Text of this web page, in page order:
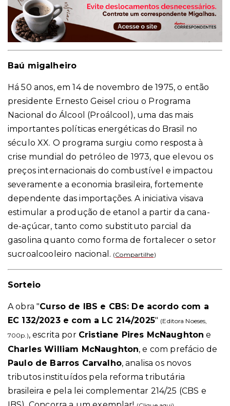
Baú migalheiro
Há 50 anos, em 14 de novembro de 1975, o então
presidente Ernesto Geisel criou o Programa
Nacional do Álcool (Proálcool), uma das mais
importantes políticas energéticas do Brasil no
século XX. O programa surgiu como resposta à
crise mundial do petróleo de 1973, que elevou os
preços internacionais do combustível e impactou
severamente a economia brasileira, fortemente
dependente das importações. A iniciativa visava
estimular a produção de etanol a partir da cana-
de-açúcar, tanto como substituto parcial da
gasolina quanto como forma de fortalecer o setor
sucroalcooleiro nacional. (Compartilhe)
Sorteio
A obra "Curso de IBS e CBS: De acordo com a
EC 132/2023 e com a LC 214/2025" (Editora Noeses,
700p.), escrita por Cristiane Pires McNaughton e
Charles William McNaughton, e com prefácio de
Paulo de Barros Carvalho, analisa os novos
tributos instituídos pela reforma tributária
brasileira e pela lei complementar 214/25 (CBS e